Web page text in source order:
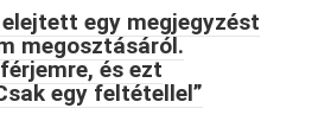
egy megjegyzést
megosztásáról.
és ezt
egy feltétellel”